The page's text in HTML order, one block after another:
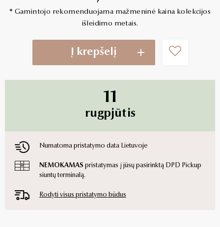
* Gamintojo rekomenduojama mažmeninė kaina kolekcijos
išleidimo metais.
Į krepšelį
11
rugpjūtis
Numatoma pristatymo data Lietuvoje
NEMOKAMAS pristatymas į jūsų pasirinktą DPD Pickup
siuntų terminalą.
Rodyti visus pristatymo būdus